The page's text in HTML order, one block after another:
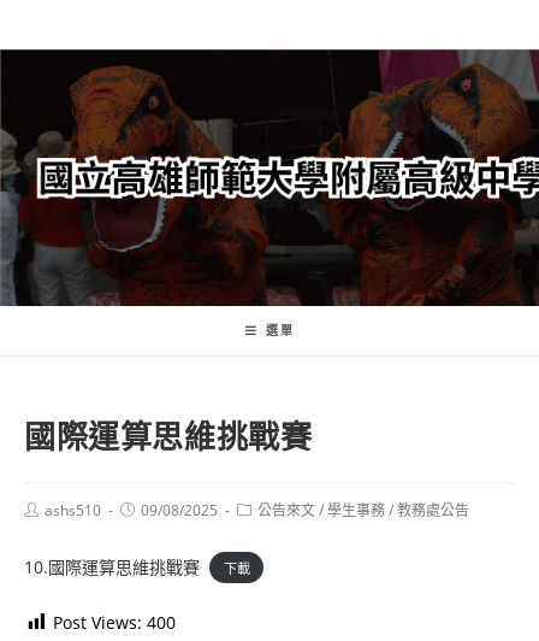
轉
要
內
容
選單
國際運算思維挑戰賽
Postashs510
Post09/08/2025
Post公告來文/學生事務/教務處公告
10.國際運算思維挑戰賽 下載
Post Views: 400